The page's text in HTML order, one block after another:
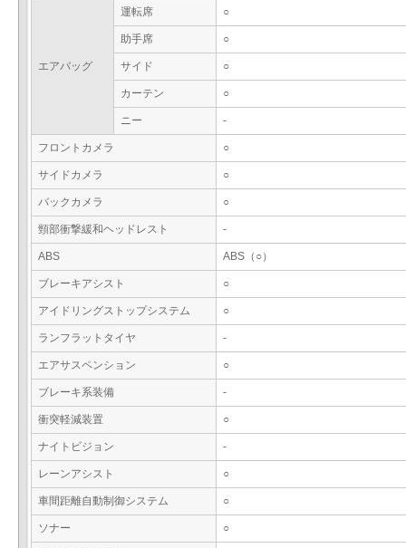
エアバッグ
運転席 ○
助手席 ○
サイド ○
カーテン ○
ニー -
フロントカメラ ○
サイドカメラ ○
バックカメラ ○
頸部衝撃緩和ヘッドレスト -
ABS ABS（○）
ブレーキアシスト ○
アイドリングストップシステム ○
ランフラットタイヤ -
エアサスペンション ○
ブレーキ系装備 -
衝突軽減装置 ○
ナイトビジョン -
レーンアシスト ○
車間距離自動制御システム ○
ソナー ○